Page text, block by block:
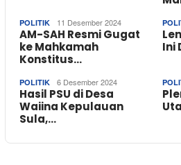
POLITIK 11 Desember 2024
AM-SAH Resmi Gugat
ke Mahkamah
Konstitus…
Ini
POLITIK 6 Desember 2024
Hasil PSU di Desa
Waiina Kepulauan
Sula,…